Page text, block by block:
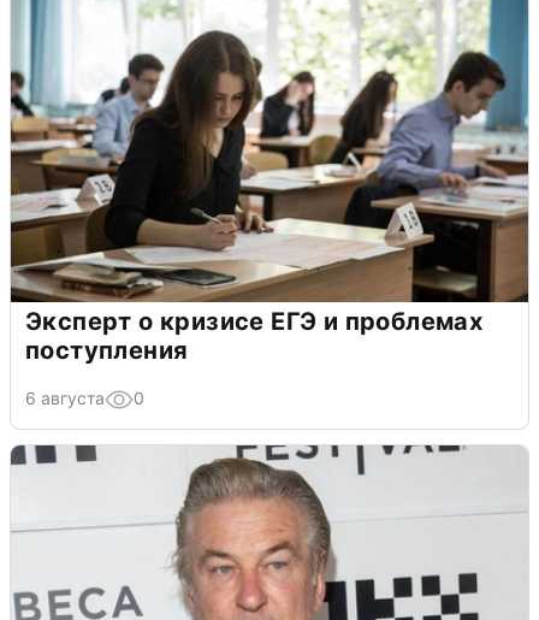
Эксперт о кризисе ЕГЭ и проблемах
поступления
6 августа 0